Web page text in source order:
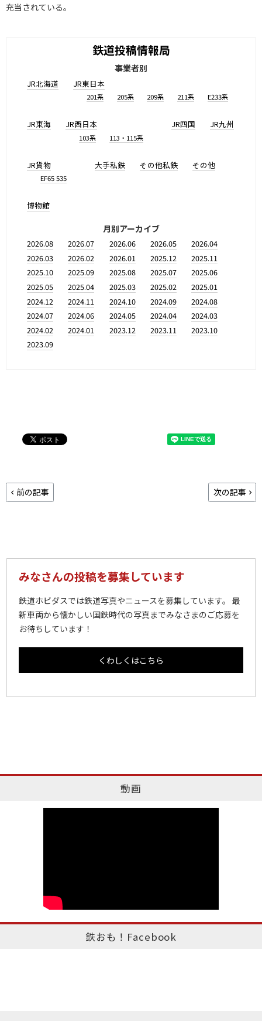
充当されている。
鉄道投稿情報局
事業者別
JR北海道 JR東日本
201系 205系 209系 211系 E233系
JR東海 JR西日本
103系 113・115系
JR四国 JR九州
JR貨物
EF65 535
大手私鉄 その他私鉄 その他
博物館
月別アーカイブ
2026.08 2026.07 2026.06 2026.05
2026.04
2026.03
2026.02 2026.01 2025.12
2025.11
2025.10
2025.09 2025.08 2025.07
2025.06
2025.05
2025.04 2025.03 2025.02
2025.01
2024.12
2024.11 2024.10 2024.09
2024.08
2024.07
2024.06 2024.05 2024.04
2024.03
2024.02
2024.01 2023.12 2023.11
2023.10
2023.09
前の記事 次の記事
みなさんの投稿を募集しています
鉄道ホビダスでは鉄道写真やニュースを募集しています。 最
新車両から懐かしい国鉄時代の写真までみなさまのご応募を
お待ちしています！
くわしくはこちら
動画
鉄おも！Facebook